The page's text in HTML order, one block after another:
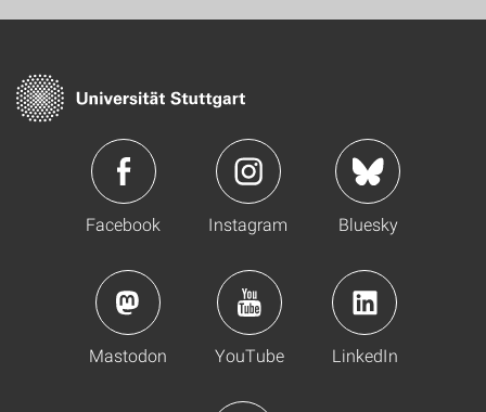
Facebook Instagram Bluesky
Mastodon YouTube LinkedIn